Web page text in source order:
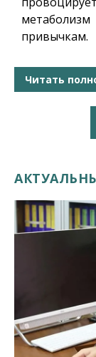
привычкам.
Читать